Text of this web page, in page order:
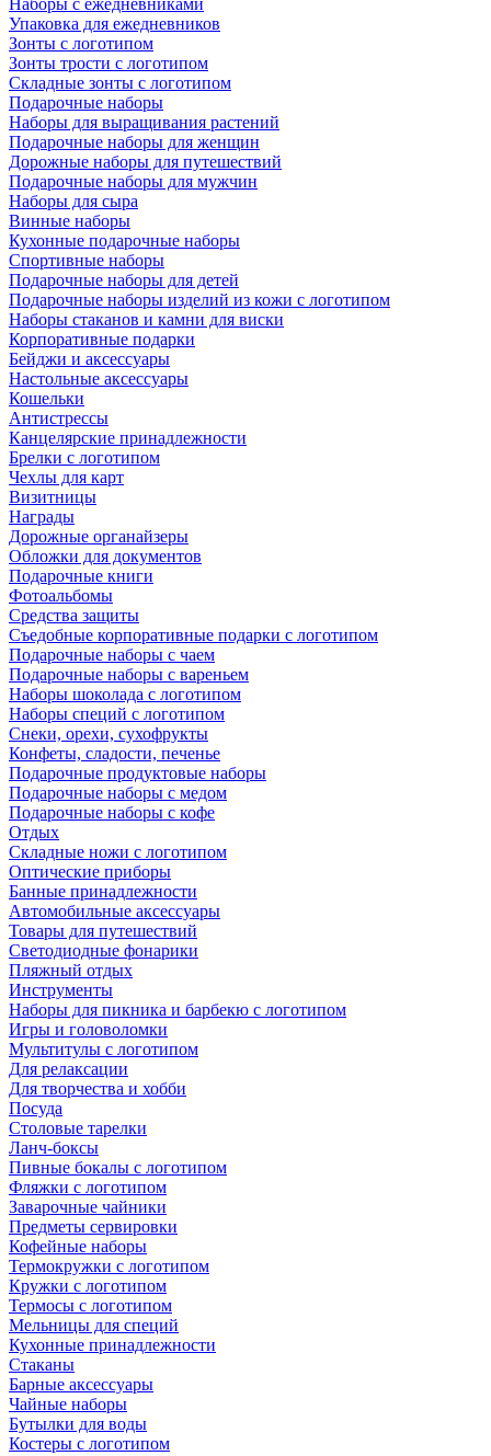
Наборы с ежедневниками
Упаковка для ежедневников
Зонты с логотипом
Зонты трости с логотипом
Складные зонты с логотипом
Подарочные наборы
Наборы для выращивания растений
Подарочные наборы для женщин
Дорожные наборы для путешествий
Подарочные наборы для мужчин
Наборы для сыра
Винные наборы
Кухонные подарочные наборы
Спортивные наборы
Подарочные наборы для детей
Подарочные наборы изделий из кожи с логотипом
Наборы стаканов и камни для виски
Корпоративные подарки
Бейджи и аксессуары
Настольные аксессуары
Кошельки
Антистрессы
Канцелярские принадлежности
Брелки с логотипом
Чехлы для карт
Визитницы
Награды
Дорожные органайзеры
Обложки для документов
Подарочные книги
Фотоальбомы
Средства защиты
Съедобные корпоративные подарки с логотипом
Подарочные наборы с чаем
Подарочные наборы с вареньем
Наборы шоколада с логотипом
Наборы специй с логотипом
Снеки, орехи, сухофрукты
Конфеты, сладости, печенье
Подарочные продуктовые наборы
Подарочные наборы с медом
Подарочные наборы с кофе
Отдых
Складные ножи с логотипом
Оптические приборы
Банные принадлежности
Автомобильные аксессуары
Товары для путешествий
Светодиодные фонарики
Пляжный отдых
Инструменты
Наборы для пикника и барбекю с логотипом
Игры и головоломки
Мультитулы с логотипом
Для релаксации
Для творчества и хобби
Посуда
Столовые тарелки
Ланч-боксы
Пивные бокалы с логотипом
Фляжки с логотипом
Заварочные чайники
Предметы сервировки
Кофейные наборы
Термокружки с логотипом
Кружки с логотипом
Термосы с логотипом
Мельницы для специй
Кухонные принадлежности
Стаканы
Барные аксессуары
Чайные наборы
Бутылки для воды
Костеры с логотипом